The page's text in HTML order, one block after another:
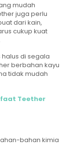
mudah
juga perlu
dari kain,
cukup kuat
di segala
berbahan kayu
tidak mudah
Teether
bahan kimia